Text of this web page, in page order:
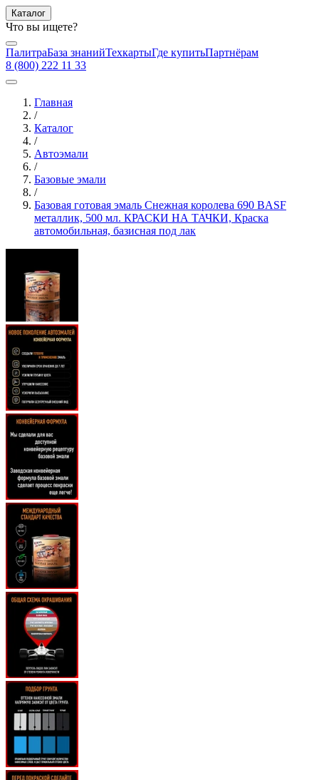
Каталог
Что вы ищете?
ПалитраБаза знанийТехкартыГде купитьПартнёрам
8 (800) 222 11 33
Главная
/
Каталог
/
Автоэмали
/
Базовые эмали
/
Базовая готовая эмаль Снежная королева 690 BASF
металлик, 500 мл. КРАСКИ НА ТАЧКИ, Краска
автомобильная, базисная под лак